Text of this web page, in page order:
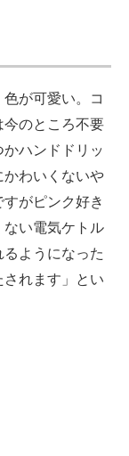
が可愛い。コ
今のところ不要
ハンドドリッ
かわいくないや
がピンク好き
ない電気ケトル
ようになった
れます」とい